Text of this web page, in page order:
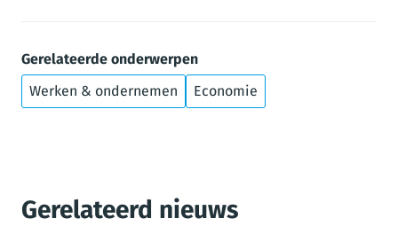
Gerelateerde onderwerpen
Werken & ondernemen
Economie
Gerelateerd nieuws